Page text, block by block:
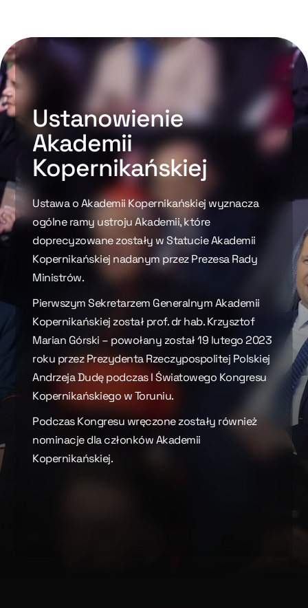
Ustanowienie
Akademii
Kopernikańskiej
Ustawa o Akademii Kopernikańskiej wyznacza
ogólne ramy ustroju Akademii, które
doprecyzowane zostały w Statucie Akademii
Kopernikańskiej nadanym przez Prezesa Rady
Ministrów.
Pierwszym Sekretarzem Generalnym Akademii
Kopernikańskiej został prof. dr hab. Krzysztof
Marian Górski – powołany został 19 lutego 2023
roku przez Prezydenta Rzeczypospolitej Polskiej
Andrzeja Dudę podczas I Światowego Kongresu
Kopernikańskiego w Toruniu.
Podczas Kongresu wręczone zostały również
nominacje dla członków Akademii
Kopernikańskiej.